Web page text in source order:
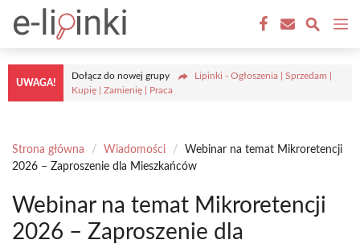
treści
UWAGA!
Dołącz do nowej grupy
Lipinki - Ogłoszenia | Sprzedam |
Kupię | Zamienię | Praca
Strona główna / Wiadomości /
Webinar na temat Mikroretencji
2026 – Zaproszenie dla Mieszkańców
Webinar na temat Mikroretencji
2026 – Zaproszenie dla